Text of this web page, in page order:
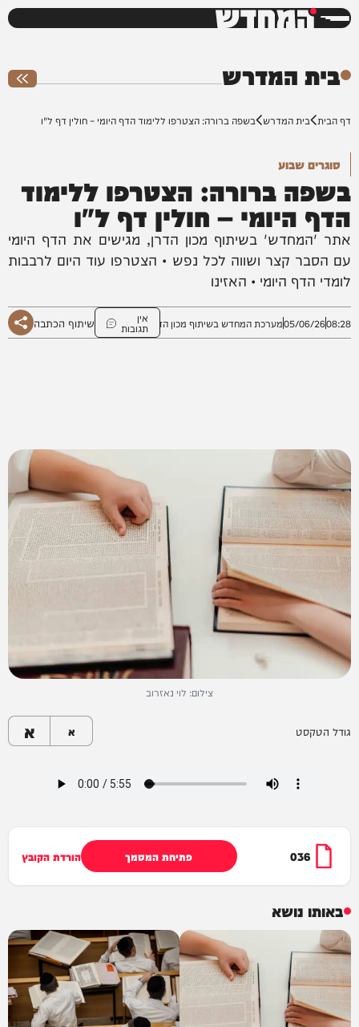
המחדש
בית המדרש
דף הבית בית המדרש בשפה ברורה: הצטרפו ללימוד הדף היומי – חולין דף ל"ו
סוגרים שבוע
בשפה ברורה: הצטרפו ללימוד
הדף היומי – חולין דף ל"ו
אתר 'המחדש' בשיתוף מכון הדרן, מגישים את הדף היומי
עם הסבר קצר ושווה לכל נפש • הצטרפו עוד היום לרבבות
לומדי הדף היומי • האזינו
08:28
05/06/26מערכת המחדש בשיתוף מכון הדרן אין
תגובות שיתוף הכתבה
צילום: לוי נאזרוב
גודל הטקסט א א
036 פתיחת המסמך הורדת הקובץ
באותו נושא